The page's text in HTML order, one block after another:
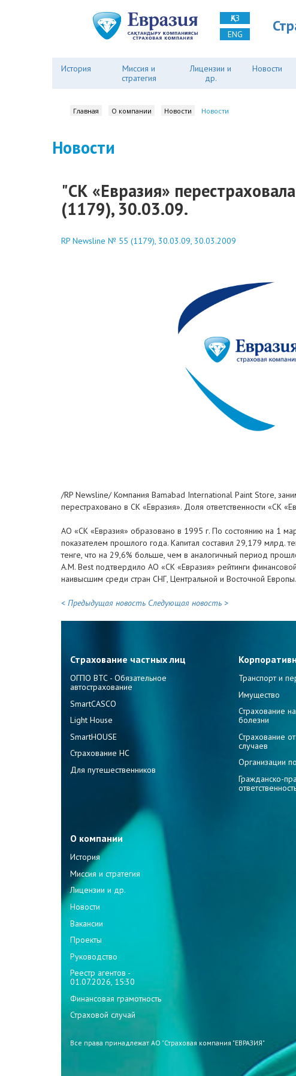
ҚАЗ
ENG
История
Миссия и
стратегия
Лицензии и
др.
Новости
Главная О компании Новости Новости
Новости
"СК «Евразия»
(1179), 30.03.09.
RP Newsline № 55 (1179), 30.03.09, 30.03.2009
/RP Newsline/ Компания Bamabad International Paint Store,
перестраховано в СК «Евразия». Доля ответственности «СК
АО «СК «Евразия» образовано в 1995 г. По состоянию на 1
показателем прошлого года. Капитал составил 29,179
тенге, что на 29,6% больше, чем в аналогичный период
A.M. Best подтвердило АО «СК «Евразия» рейтинги
наивысшим среди стран СНГ, Центральной и Восточной
< Предыдущая новость Следующая новость >
Страхование частных лиц
ОГПО ВТС - Обязательное
автострахование
SmartCASCO
Light House
SmartHOUSE
Страхование НС
Для путешественников
Транспорт и
Имущество
Страхование
болезни
Страхование
случаев
Организации
Гражданско-
О компании
История
Миссия и стратегия
Лицензии и др.
Новости
Вакансии
Проекты
Руководство
Реестр агентов -
01.07.2026, 15:30
Финансовая грамотность
Страховой случай
Все права принадлежат АО "Страховая компания "ЕВРАЗИЯ"